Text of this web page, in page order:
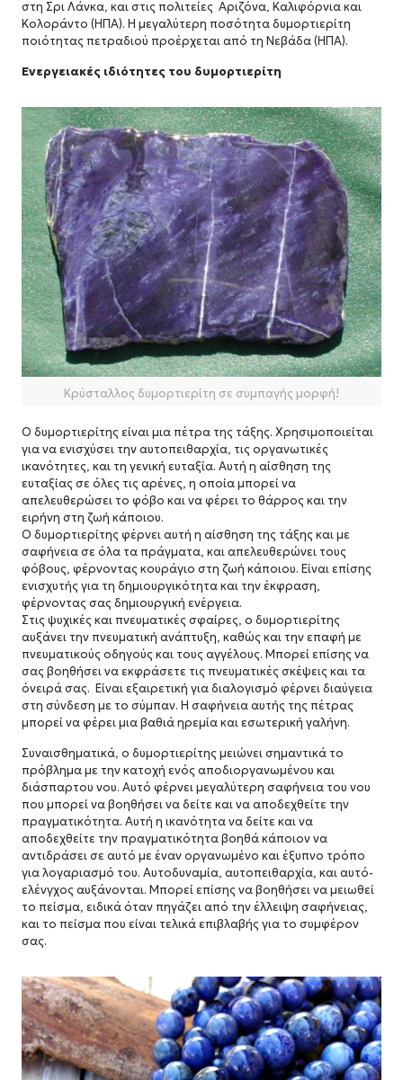
στη Σρι Λάνκα, και στις πολιτείες Αριζόνα, Καλιφόρνια και
Κολοράντο (ΗΠΑ). Η μεγαλύτερη ποσότητα δυμορτιερίτη
ποιότητας πετραδιού προέρχεται από τη Νεβάδα (ΗΠΑ).
Ενεργειακές ιδιότητες του δυμορτιερίτη
Κρύσταλλος δυμορτιερίτη σε συμπαγής μορφή!
Ο δυμορτιερίτης είναι μια πέτρα της τάξης.Χρησιμοποιείται
για να ενισχύσει την αυτοπειθαρχία, τις οργανωτικές
ικανότητες, και τη γενική ευταξία.Αυτή η αίσθηση της
ευταξίας σε όλες τις αρένες, η οποία μπορεί να
απελευθερώσει το φόβο και να φέρει το θάρρος και την
ειρήνη στη ζωή κάποιου.
Ο δυμορτιερίτης φέρνει αυτή η αίσθηση της τάξης και με
σαφήνεια σε όλα τα πράγματα, και απελευθερώνει τους
φόβους, φέρνοντας κουράγιο στη ζωή κάποιου.Είναι επίσης
ενισχυτής για τη δημιουργικότητα και την έκφραση,
φέρνοντας σας δημιουργική ενέργεια.
Στις ψυχικές και πνευματικές σφαίρες, ο δυμορτιερίτης
αυξάνει την πνευματική ανάπτυξη, καθώς και την επαφή με
πνευματικούς οδηγούς και τους αγγέλους.Μπορεί επίσης να
σας βοηθήσει να εκφράσετε τις πνευματικές σκέψεις και τα
όνειρά σας. Είναι εξαιρετική για διαλογισμό φέρνει διαύγεια
στη σύνδεση με το σύμπαν.Η σαφήνεια αυτής της πέτρας
μπορεί να φέρει μια βαθιά ηρεμία και εσωτερική γαλήνη.
Συναισθηματικά, ο δυμορτιερίτης μειώνει σημαντικά το
πρόβλημα με την κατοχή ενός αποδιοργανωμένου και
διάσπαρτου νου.Αυτό φέρνει μεγαλύτερη σαφήνεια του νου
που μπορεί να βοηθήσει να δείτε και να αποδεχθείτε την
πραγματικότητα.Αυτή η ικανότητα να δείτε και να
αποδεχθείτε την πραγματικότητα βοηθά κάποιον να
αντιδράσει σε αυτό με έναν οργανωμένο και έξυπνο τρόπο
για λογαριασμό του.Αυτοδυναμία, αυτοπειθαρχία, και αυτό-
ελένγχος αυξάνονται.Μπορεί επίσης να βοηθήσει να μειωθεί
το πείσμα, ειδικά όταν πηγάζει από την έλλειψη σαφήνειας,
και το πείσμα που είναι τελικά επιβλαβής για το συμφέρον
σας.